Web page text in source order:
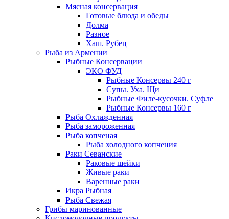
Мясная консервация
Готовые блюда и обеды
Долма
Разное
Хаш. Рубец
Рыба из Армении
Рыбные Консервации
ЭКО ФУД
Рыбные Консервы 240 г
Супы. Уха. Щи
Рыбные Филе-кусочки. Суфле
Рыбные Консервы 160 г
Рыба Охлажденная
Рыба замороженная
Рыба копченая
Рыба холодного копчения
Раки Севанские
Раковые шейки
Живые раки
Варенные раки
Икра Рыбная
Рыба Свежая
Грибы маринованные